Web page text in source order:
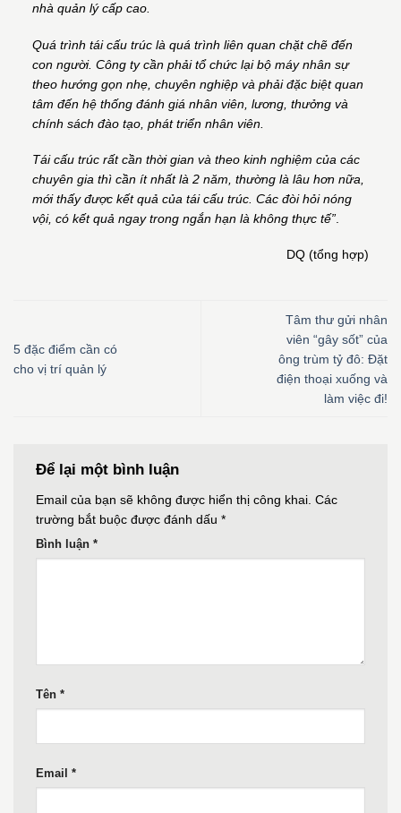
nhà quản lý cấp cao.
Quá trình tái cấu trúc là quá trình liên quan chặt chẽ đến
con người. Công ty cần phải tổ chức lại bộ máy nhân sự
theo hướng gọn nhẹ, chuyên nghiệp và phải đặc biệt quan
tâm đến hệ thống đánh giá nhân viên, lương, thưởng và
chính sách đào tạo, phát triển nhân viên.
Tái cấu trúc rất cần thời gian và theo kinh nghiệm của các
chuyên gia thì cần ít nhất là 2 năm, thường là lâu hơn nữa,
mới thấy được kết quả của tái cấu trúc. Các đòi hỏi nóng
vội, có kết quả ngay trong ngắn hạn là không thực tế”
DQ (tổng hợp)
5 đặc điểm cần có
cho vị trí quản lý
Tâm thư gửi nhân
viên “gây sốt” của
ông trùm tỷ đô: Đặt
điện thoại xuống và
làm việc đi!
Để lại một bình luận
Email của bạn sẽ không được hiển thị công khai. Các
trường bắt buộc được đánh dấu *
Bình luận *
Tên *
Email *